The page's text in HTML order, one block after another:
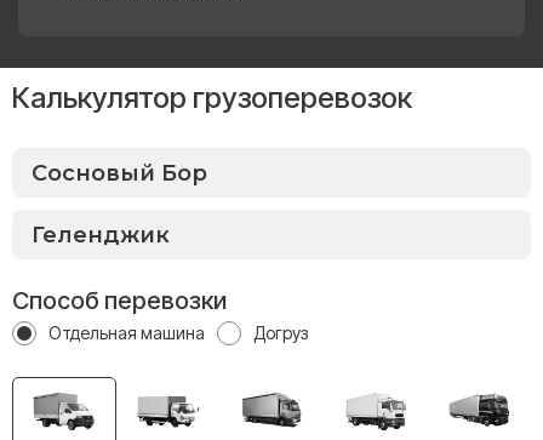
Калькулятор грузоперевозок
Способ перевозки
Отдельная машина Догруз